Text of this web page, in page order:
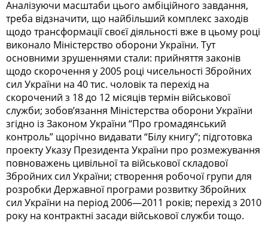
Аналізуючи масштаби цього амбіційного завдання,
треба відзначити, що найбільший комплекс заходів
щодо трансформації своєї діяльності вже в цьому році
виконало Міністерство оборони України. Тут
основними зрушеннями стали: прийняття законів
щодо скорочення у 2005 році чисельності Збройних
сил України на 40 тис. чоловік та перехід на
скорочений з 18 до 12 місяців термін військової
служби; зобов’язання Міністерства оборони України
згідно із Законом України “Про громадянський
контроль” щорічно видавати “Білу книгу”; підготовка
проекту Указу Президента України про розмежування
повноважень цивільної та військової складової
Збройних сил України; створення робочої групи для
розробки Державної програми розвитку Збройних
сил України на період 2006—2011 років; перехід з 2010
року на контрактні засади військової служби тощо.